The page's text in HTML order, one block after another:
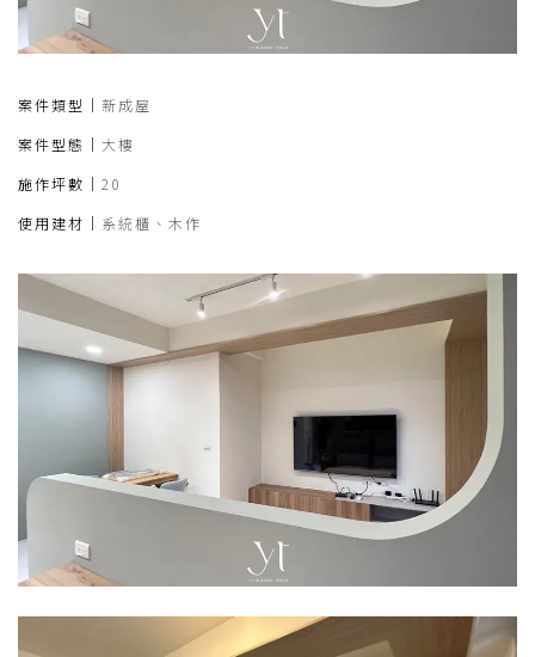
案件類型｜ 新成屋
案件型態｜ 大樓
施作坪數｜ 20
使用建材｜ 系統櫃、木作